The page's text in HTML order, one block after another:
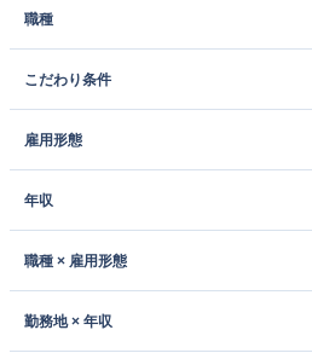
職種
こだわり条件
雇用形態
年収
職種 × 雇用形態
勤務地 × 年収